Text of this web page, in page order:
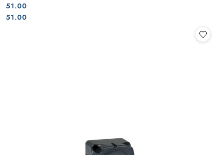
Cena:
51.00
Cena:
51.00